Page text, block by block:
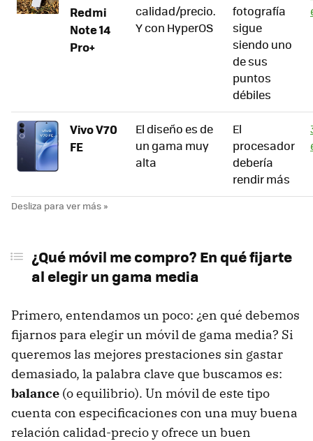
Redmi
Note 14
Pro+
calidad/precio.
Y con HyperOS
fotografía
sigue
siendo uno
de sus
puntos
débiles
Vivo V70
FE
El diseño es de
un gama muy
alta
El
procesador
debería
rendir más
¿Qué móvil me compro? En qué fijarte
al elegir un gama media
Primero, entendamos un poco: ¿en qué debemos
fijarnos para elegir un móvil de gama media? Si
queremos las mejores prestaciones sin gastar
demasiado, la palabra clave que buscamos es:
balance (o equilibrio). Un móvil de este tipo
cuenta con especificaciones con una muy buena
relación calidad-precio y ofrece un buen